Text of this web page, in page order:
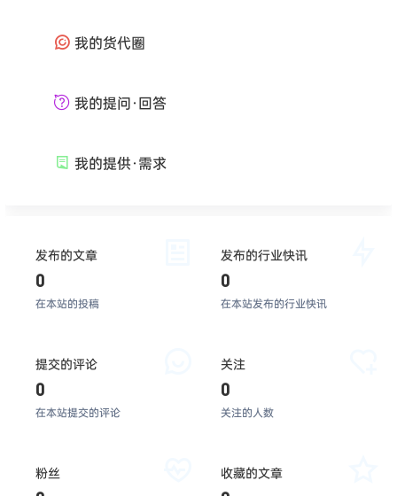
我的货代圈
我的提问·回答
我的提供·需求
发布的文章
0
在本站的投稿
发布的行业快讯
0
在本站发布的行业快讯
提交的评论
0
在本站提交的评论
关注
0
关注的人数
粉丝 收藏的文章